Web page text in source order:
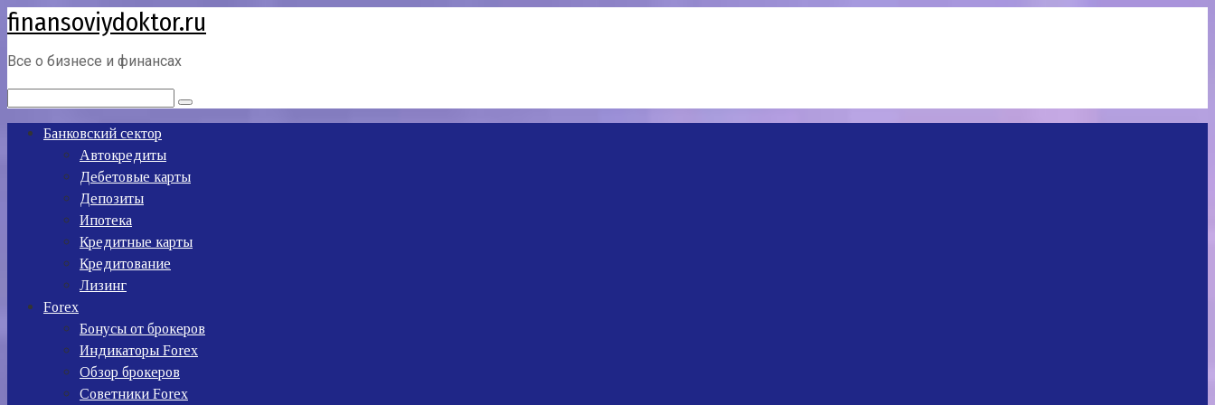
Перейти
к
контенту
finansoviydoktor.ru
Все о бизнесе и финансах
Банковский сектор
Автокредиты
Дебетовые карты
Депозиты
Ипотека
Кредитные карты
Кредитование
Лизинг
Forex
Бонусы от брокеров
Индикаторы Forex
Обзор брокеров
Советники Forex